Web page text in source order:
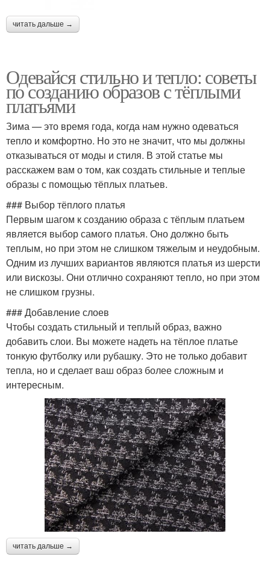
читать дальше →
Одевайся стильно и тепло: советы
по созданию образов с тёплыми
платьями
Зима — это время года, когда нам нужно одеваться
тепло и комфортно. Но это не значит, что мы должны
отказываться от моды и стиля. В этой статье мы
расскажем вам о том, как создать стильные и теплые
образы с помощью тёплых платьев.
### Выбор тёплого платья
Первым шагом к созданию образа с тёплым платьем
является выбор самого платья. Оно должно быть
теплым, но при этом не слишком тяжелым и неудобным.
Одним из лучших вариантов являются платья из шерсти
или вискозы. Они отлично сохраняют тепло, но при этом
не слишком грузны.
### Добавление слоев
Чтобы создать стильный и теплый образ, важно
добавить слои. Вы можете надеть на тёплое платье
тонкую футболку или рубашку. Это не только добавит
тепла, но и сделает ваш образ более сложным и
интересным.
читать дальше →